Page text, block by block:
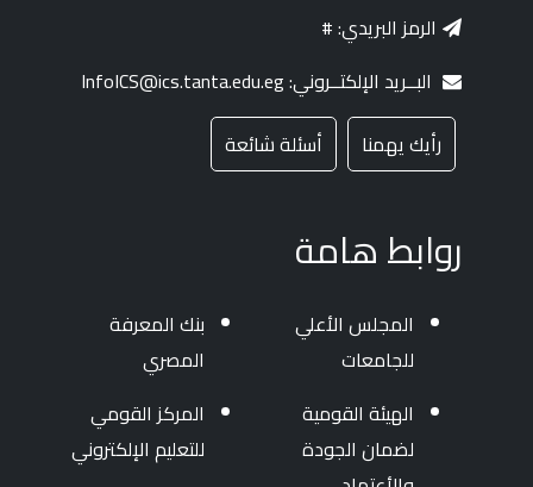
الرمز البريدي: #
البــريد الإلكتــروني: InfoICS@ics.tanta.edu.eg
رأيك يهمنا
أسئلة شائعة
روابط هامة
المجلس الأعلي
للجامعات
الهيئة القومية
لضمان الجودة
بنك المعرفة
المصري
المركز القومي
للتعليم الإلكتروني